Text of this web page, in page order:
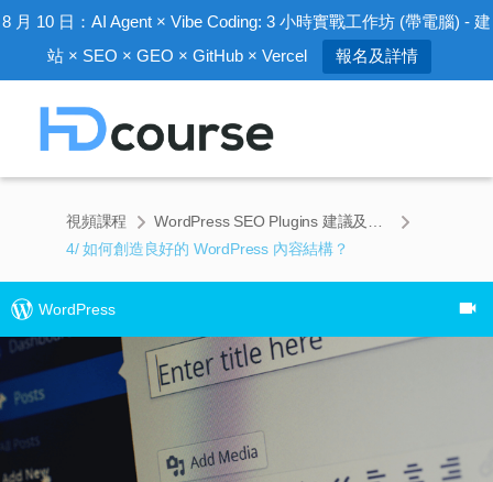
8 月 10 日：AI Agent × Vibe Coding: 3 小時實戰工作坊 (帶電腦) - 建
站 × SEO × GEO × GitHub × Vercel
報名及詳情
視頻課程
4/ 如何創造良好的 WordPress 內容結構？
WordPress